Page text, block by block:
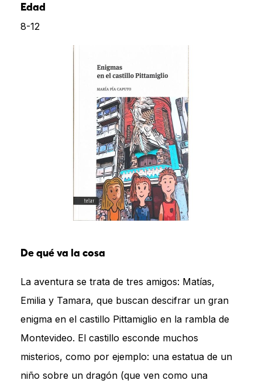
Edad
8-12
De qué va la cosa
La aventura se trata de tres amigos: Matías,
Emilia y Tamara, que buscan descifrar un gran
enigma en el castillo Pittamiglio en la rambla de
Montevideo. El castillo esconde muchos
misterios, como por ejemplo: una estatua de un
niño sobre un dragón (que ven como una